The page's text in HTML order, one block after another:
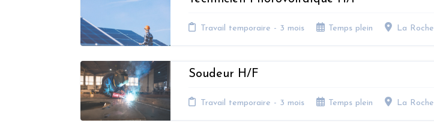
Travail temporaire - 3 mois Temps plein La
Soudeur H/F
Travail temporaire - 3 mois Temps plein La